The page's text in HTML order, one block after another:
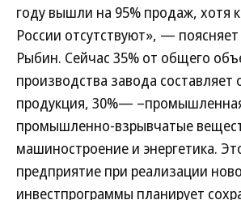
году вышли на 95% продаж, хотя
России отсутствуют», —
Рыбин. Сейчас 35% от общего
производства завода составляет
продукция, 30%—
промышленно-взрывчатые
машиностроение и энергетика.
предприятие при реализации
инвестпрограммы планирует